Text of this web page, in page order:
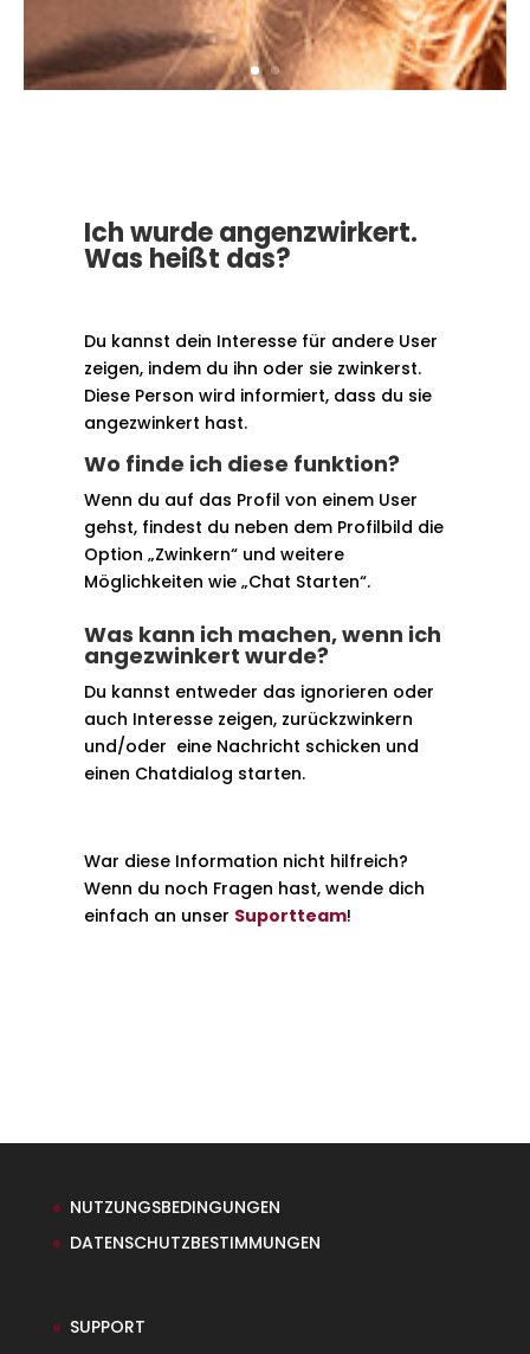
Ich wurde angenzwirkert.
Was heißt das?
Du kannst dein Interesse für andere User
zeigen, indem du ihn oder sie zwinkerst.
Diese Person wird informiert, dass du sie
angezwinkert hast.
Wo finde ich diese funktion?
Wenn du auf das Profil von einem User
gehst, findest du neben dem Profilbild die
Option „Zwinkern“ und weitere
Möglichkeiten wie „Chat Starten“.
Was kann ich machen, wenn ich
angezwinkert wurde?
Du kannst entweder das ignorieren oder
auch Interesse zeigen, zurückzwinkern
und/oder eine Nachricht schicken und
einen Chatdialog starten.
War diese Information nicht hilfreich?
Wenn du noch Fragen hast, wende dich
einfach an unser Suportteam!
NUTZUNGSBEDINGUNGEN
DATENSCHUTZBESTIMMUNGEN
SUPPORT